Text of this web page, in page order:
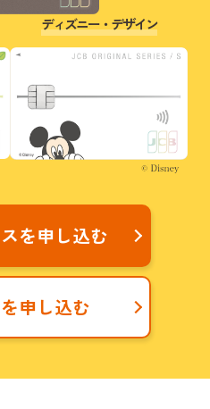
ディズニー・デザイン
を申し込む
申し込む